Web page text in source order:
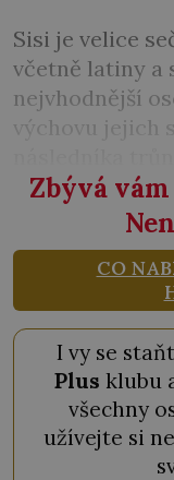
Sisi je velice
včetně latiny a
nejvhodnější
výchovu jejich
Zbývá vám
CO
I vy se
Plus klubu
všechny
užívejte si